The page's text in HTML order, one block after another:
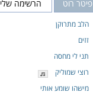
פיטר רוט הרשימה שלי
הלב מתרוקן
זזים
תני לי מחסה
רוצי שמוליק
מישהו שומע אותי